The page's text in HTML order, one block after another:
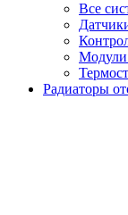
Все
Модули
Радиаторы